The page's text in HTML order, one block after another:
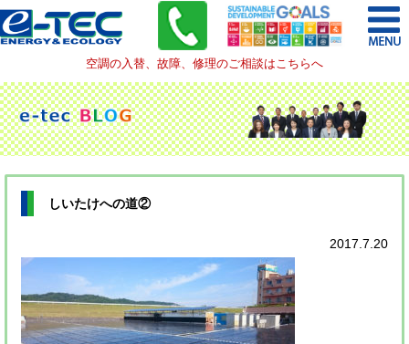
空調の入替、故障、修理のご相談はこちらへ
しいたけへの道②
2017.7.20